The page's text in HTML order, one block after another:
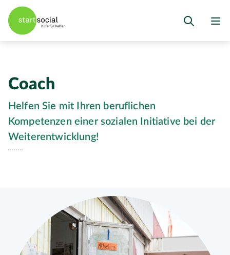
Coach
Helfen Sie mit Ihren beruflichen
Kompetenzen einer sozialen Initiative bei der
Weiterentwicklung!